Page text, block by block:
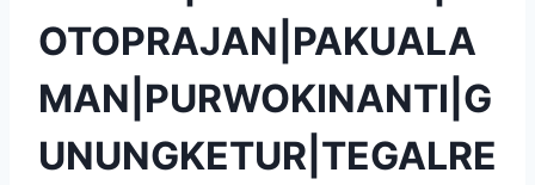
OTOPRAJAN|PAKUALA
MAN|PURWOKINANTI|G
UNUNGKETUR|TEGALRE